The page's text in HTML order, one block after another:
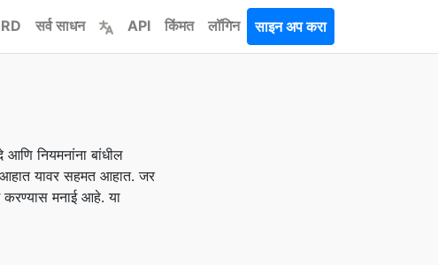
सर्व साधन API किंमत लॉगिन साइन अप करा
नियमनांना बांधील
आहात यावर सहमत आहात. जर
करण्यास मनाई आहे. या